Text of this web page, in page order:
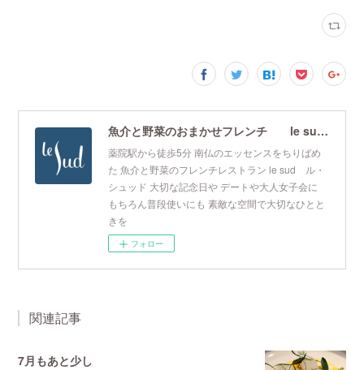
魚介と野菜のおまかせフレンチ le sud ル・シュッド
薬院駅から徒歩5分 南仏のエッセンスをちりばめ
た 魚介と野菜のフレンチレストラン le sud ル・
シュッド 大切な記念日や デートや大人女子会に
もちろん普段使いにも 素敵な空間で大切なひとと
きを
フォロー
関連記事
7月もあと少し